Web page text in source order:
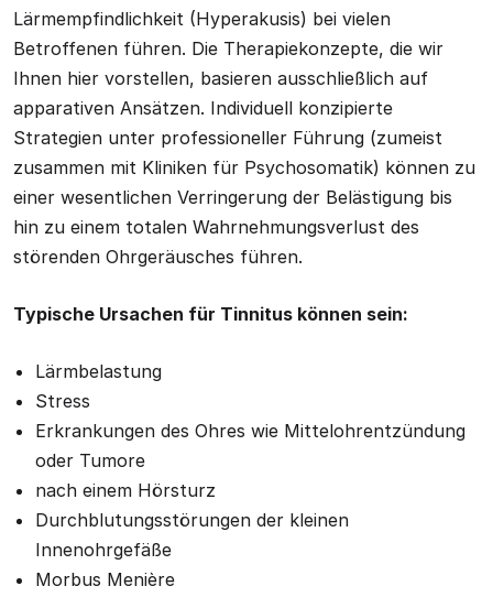
Lärmempfindlichkeit (Hyperakusis) bei vielen
Betroffenen führen. Die Therapiekonzepte, die wir
Ihnen hier vorstellen, basieren ausschließlich auf
apparativen Ansätzen. Individuell konzipierte
Strategien unter professioneller Führung (zumeist
zusammen mit Kliniken für Psychosomatik) können zu
einer wesentlichen Verringerung der Belästigung bis
hin zu einem totalen Wahrnehmungsverlust des
störenden Ohrgeräusches führen.
Typische Ursachen für Tinnitus können sein:
Lärmbelastung
Stress
Erkrankungen des Ohres wie Mittelohrentzündung
oder Tumore
nach einem Hörsturz
Durchblutungsstörungen der kleinen
Innenohrgefäße
Morbus Menière